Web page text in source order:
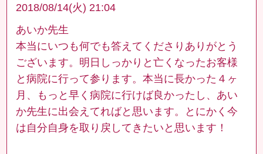
2018/08/14(火) 21:04
あいか先生
本当にいつも何でも答えてくださりありがとう
ございます。明日しっかりと亡くなったお客様
と病院に行って参ります。本当に長かった４ヶ
月、もっと早く病院に行けば良かったし、あい
か先生に出会えてればと思います。とにかく今
は自分自身を取り戻してきたいと思います！